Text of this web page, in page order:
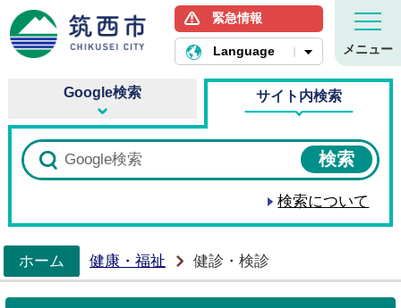
筑西市ホームページ
緊急情報
Language メニュー
Google検索 サイト内検索
検索について
ホーム
健康・福祉 健診・検診